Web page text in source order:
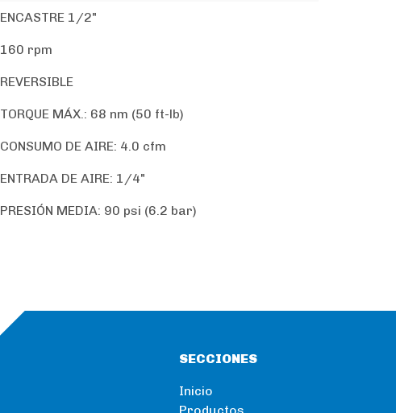
ENCASTRE 1/2"
160 rpm
REVERSIBLE
TORQUE MÁX.: 68 nm (50 ft-lb)
CONSUMO DE AIRE: 4.0 cfm
ENTRADA DE AIRE: 1/4"
PRESIÓN MEDIA: 90 psi (6.2 bar)
SECCIONES
Inicio
Productos